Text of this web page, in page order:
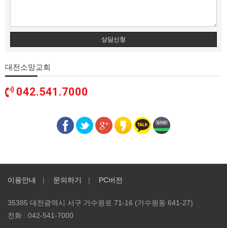
상담신청
대전소망교회
042.541.7000
이용안내 문의하기 PC버전
35385 대전광역시 서구 가수원로 71-16 (가수원동 641-27)
전화 : 042-541-7000